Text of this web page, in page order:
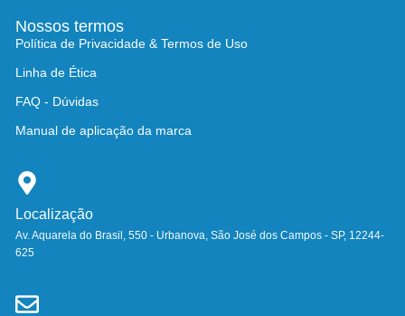
Nossos termos
Política de Privacidade & Termos de Uso
Linha de Ética
FAQ - Dúvidas
Manual de aplicação da marca
Localização
Av. Aquarela do Brasil, 550 - Urbanova, São José dos Campos - SP, 12244-
625